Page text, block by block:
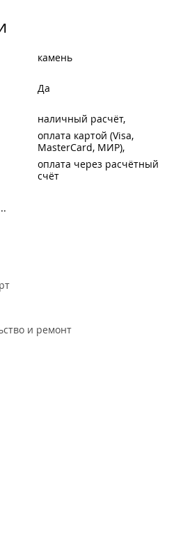
камень
Да
наличный расчёт
оплата картой (Visa,
MasterCard, МИР)
оплата через расчётный
счёт
и ремонт